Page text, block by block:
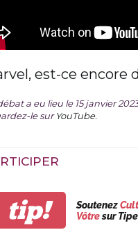
est-ce encore
a eu lieu le 15 janvier
le surYouTube.
tip! Soutenez
Vôtresur